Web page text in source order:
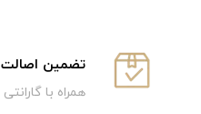
تضمین اصالت
همراه با